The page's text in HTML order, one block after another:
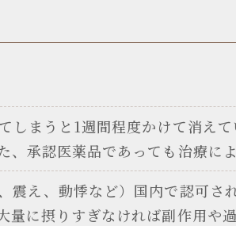
まうと1週間程度かけて消え
承認医薬品であっても治療に
え、動悸など）国内で認可さ
に摂りすぎなければ副作用や